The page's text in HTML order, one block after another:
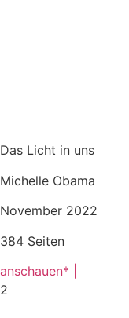
Das Licht in uns
Michelle Obama
November 2022
384 Seiten
anschauen* |
2